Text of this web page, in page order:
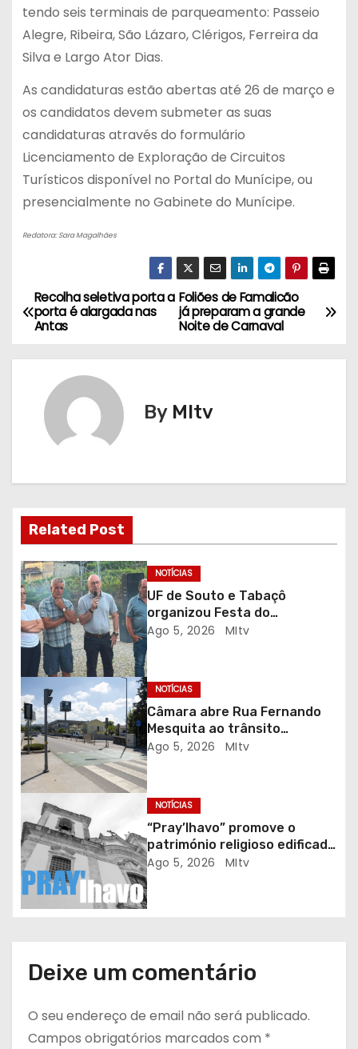
tendo seis terminais de parqueamento: Passeio
Alegre, Ribeira, São Lázaro, Clérigos, Ferreira da
Silva e Largo Ator Dias.
As candidaturas estão abertas até 26 de março e
os candidatos devem submeter as suas
candidaturas através do formulário
Licenciamento de Exploração de Circuitos
Turísticos disponível no Portal do Munícipe, ou
presencialmente no Gabinete do Munícipe.
Redatora: Sara Magalhães
N
a
ç
ã
o
d
e
a
r
t
i
o
s
Foliões de Famalicão
já preparam a grande
Noite de Carnaval
Recolha seletiva porta a
porta é alargada nas
Antas
By MItv
Related Post
NOTÍCIAS
UF de Souto e Tabaçô
organizou Festa do
Emigrante
Ago 5, 2026 MItv
NOTÍCIAS
Câmara abre Rua Fernando
Mesquita ao trânsito
automóvel
Ago 5, 2026 MItv
NOTÍCIAS
“Pray’lhavo” promove o
património religioso edificado
do Arciprestado
Ago 5, 2026 MItv
Deixe um comentário
O seu endereço de email não será publicado.
Campos obrigatórios marcados com *